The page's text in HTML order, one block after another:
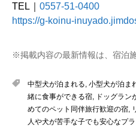
TEL｜ 0557-51-0400
https://g-koinu-
※掲載内容の最新情報は、宿泊
中型犬が泊まれる 小型犬が泊ま
緒に食事ができる宿
ドッグラン
めてのペット同伴旅行歓迎の宿
人や犬が苦手な子でも安心なプ